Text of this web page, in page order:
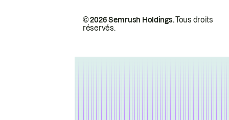
© 2026 Semrush Holdings.Tous droits
réservés.